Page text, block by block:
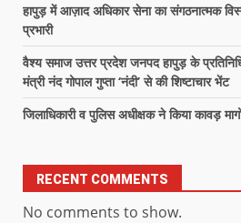
हापुड़ में आज़ाद अधिकार सेना का संगठनात्मक
प्रभारी
वैश्य समाज उत्तर प्रदेश जनपद हापुड़ के
मंत्री नंद गोपाल गुप्ता ‘नंदी’ से की शिष्टाचार भेंट
जिलाधिकारी व पुलिस अधीक्षक ने किया कावड़
RECENT COMMENTS
No comments to show.